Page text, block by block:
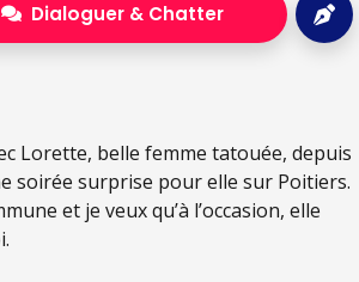
Dialoguer & Chatter
Lorette, belle femme tatouée, depuis
soirée surprise pour elle sur Poitiers.
et je veux qu’à l’occasion, elle